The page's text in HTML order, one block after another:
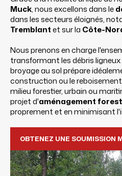
Muck, nous excellons dans le
dans les secteurs éloignés,
Tremblantet sur la Côte-
Nous prenons en charge
transformant les débris
broyage au sol prépare
construction ou le
milieu forestier, urbain ou
projet d'aménagement
proprement et en minimisant
OBTENEZ UNE SOUMISSION